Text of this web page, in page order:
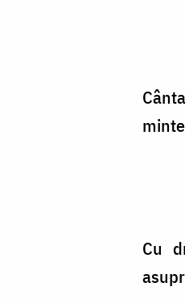
Cu